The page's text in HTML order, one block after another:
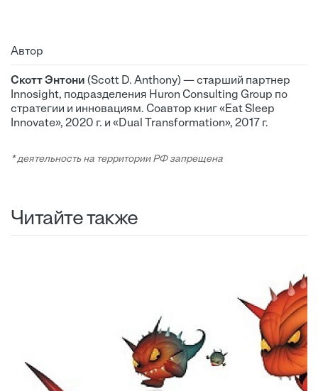
Автор
Скотт Энтони (Scott D. Anthony) — старший партнер
Innosight, подразделения Huron Consulting Group по
стратегии и инновациям. Соавтор книг «Eat Sleep
Innovate», 2020 г. и «Dual Transformation», 2017 г.
* деятельность на территории РФ запрещена
Читайте также